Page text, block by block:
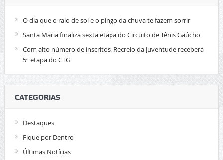
O dia que o raio de sol e o pingo da chuva te fazem sorrir
Santa Maria finaliza sexta etapa do Circuito de Tênis Gaúcho
Com alto número de inscritos, Recreio da Juventude receberá
5ª etapa do CTG
CATEGORIAS
Destaques
Fique por Dentro
Últimas Notícias